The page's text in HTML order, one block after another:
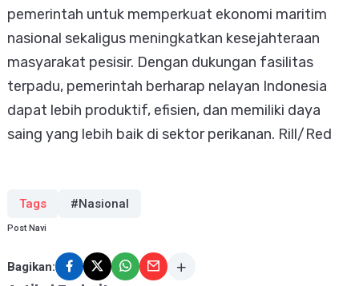
pemerintah untuk memperkuat ekonomi maritim
nasional sekaligus meningkatkan kesejahteraan
masyarakat pesisir. Dengan dukungan fasilitas
terpadu, pemerintah berharap nelayan Indonesia
dapat lebih produktif, efisien, dan memiliki daya
saing yang lebih baik di sektor perikanan. Rill/Red
Tags #Nasional
Post Navi
Bagikan: